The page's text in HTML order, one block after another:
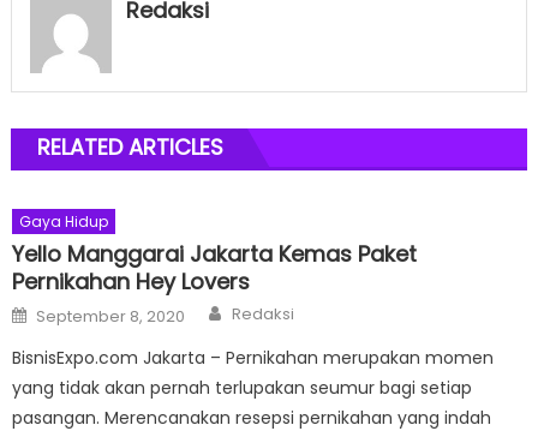
Redaksi
RELATED ARTICLES
Gaya Hidup
Yello Manggarai Jakarta Kemas Paket
Pernikahan Hey Lovers
Posted
on
September 8, 2020 Author
Redaksi
BisnisExpo.com Jakarta – Pernikahan merupakan momen
yang tidak akan pernah terlupakan seumur bagi setiap
pasangan. Merencanakan resepsi pernikahan yang indah